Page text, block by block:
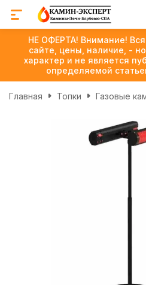
НЕ ОФЕРТА! Внимание!
сайте, цены, наличие, -
характер и не является
определяемой
Главная Топки Газовые